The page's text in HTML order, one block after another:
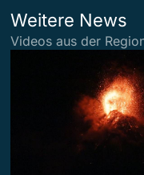
Weitere News
Videos aus der